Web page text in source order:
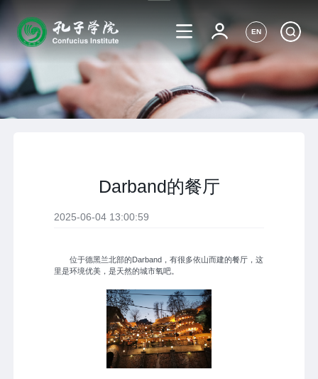
EN
Darband的餐厅
2025-06-04 13:00:59
位于德黑兰北部的Darband，有很多依山而建的餐厅，这
里是环境优美，是天然的城市氧吧。